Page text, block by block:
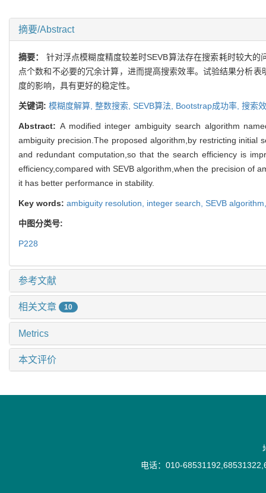
摘要/Abstract
摘要： 针对浮点模糊度精度较差时SEVB算法存在搜索耗时较大
点个数和不必要的冗余计算，进而提高搜索效率。试验结果分析
度的影响，具有更好的稳定性。
关键词: 模糊度解算, 整数搜索, SEVB算法, Bootstrap成功率, 搜索
Abstract: A modified integer ambiguity search algorithm
ambiguity precision.The proposed algorithm,by restricting
and redundant computation,so that the search efficiency is
efficiency,compared with SEVB algorithm,when the precision of
it has better performance in stability.
Key words: ambiguity resolution, integer search, SEVB
中图分类号:
P228
参考文献
相关文章 10
Metrics
本文评价
电话：010-